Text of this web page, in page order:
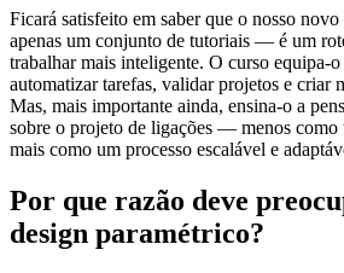
Ficará satisfeito em saber que o nosso
apenas um conjunto de tutoriais — é um
trabalhar mais inteligente. O curso equipa-
automatizar tarefas, validar projetos e criar
Mas, mais importante ainda, ensina-o a
sobre o projeto de ligações — menos como
mais como um processo escalável e
Por que razão deve
design paramétrico?